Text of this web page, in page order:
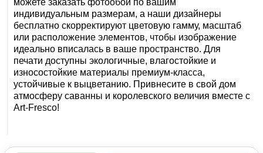
можете заказать фотообои по вашим
индивидуальным размерам, а наши дизайнеры
бесплатно скорректируют цветовую гамму, масштаб
или расположение элементов, чтобы изображение
идеально вписалась в ваше пространство. Для
печати доступны экологичные, влагостойкие и
износостойкие материалы премиум-класса,
устойчивые к выцветанию. Привнесите в свой дом
атмосферу саванны и королевского величия вместе с
Art‑Fresco!